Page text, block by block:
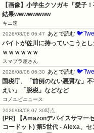
【画像】小学生クソガキ「愛子
結果wwwwwwww
キニ速
2026/08/08 06:47
あとで読む
バイトが佐川に持っていこうと
ｗｗｗｗｗｗ
スマブラ屋さん
2026/08/08 06:30
あとで読む
国税庁、「前例のない悪質な」
えい」「脱税」などなど
コノユビニュース
2026/08/08 07:30時点
[PR] 【Amazonデバイスサマー
コードット) 第5世代 - Alexa、